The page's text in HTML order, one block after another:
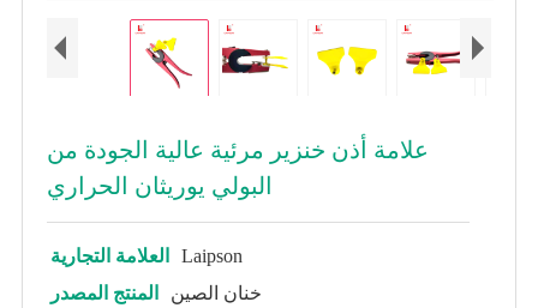
علامة أذن خنزير مرئية عالية الجودة من
البولي يوريثان الحراري
العلامة التجارية
Laipson
المنتج المصدر
خنان الصين